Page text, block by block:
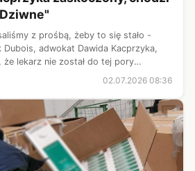
z prośbą, żeby to się stało -
Dubois, adwokat Dawida Kacprzyka,
lekarz nie został do tej pory
jest jedną z postaci w sprawie
z...
02.07.2026 08:36